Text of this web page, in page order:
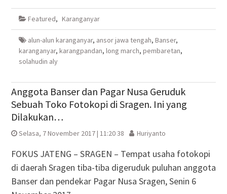
Facebook(Membuka
jendela
baru)
Twitter(Membuka
jendela
baru)
Google+
di
jendela
yang
baru)
WhatsApp(Membuka
baru)
Featured, Karanganyar
alun-alun karanganyar, ansor jawa tengah, Banser,
karanganyar, karangpandan, long march, pembaretan,
solahudin aly
Anggota Banser dan Pagar Nusa Geruduk
Sebuah Toko Fotokopi di Sragen. Ini yang
Dilakukan…
Selasa, 7 November 2017 | 11:20 38 Huriyanto
FOKUS JATENG – SRAGEN – Tempat usaha fotokopi
di daerah Sragen tiba-tiba digeruduk puluhan anggota
Banser dan pendekar Pagar Nusa Sragen, Senin 6